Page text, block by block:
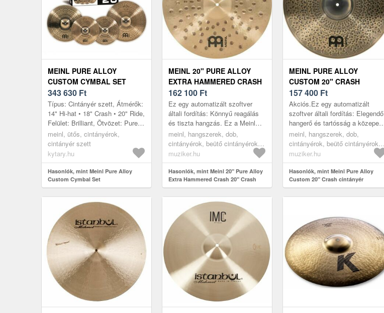
MEINL PURE ALLOY
CUSTOM CYMBAL SET
343 630 Ft
Típus: Cintányér szett, Átmérők:
14" Hi-hat • 18" Crash • 20" Ride,
Felület: Brilliant, Ötvözet: Pure
Alloy, Súlykategória: Medium
Thin, Gyártás he...
meinl, ütős, cintányérok,
cintányér szett
kytary.hu
Hasonlók, mint Meinl Pure Alloy
Custom Cymbal Set
MEINL 20" PURE ALLOY
EXTRA HAMMERED CRASH
20" CRASH CINTÁNYÉR
162 100 Ft
Ez egy automatizált szoftver
általi fordítás: Könnyű reagálás
és tiszta hangzás. Ez a Meinl
Pure Alloy. A teljesen esztergált
felületekkel létrehoz...
meinl, hangszerek, dob,
cintányérok, beütő cintányérok -
crash
muziker.hu
Hasonlók, mint Meinl 20" Pure Alloy
Extra Hammered Crash 20" Crash
cintányér
MEINL PURE ALLOY
CUSTOM 20" CRASH
CINTÁNYÉR
157 400 Ft
Akciós.Ez egy automatizált
szoftver általi fordítás: Elegendő
hangerő és tartósság a közepes
vastagságnak köszönhetően
teljes tónusú reakcióval. Kiváló
él...
meinl, hangszerek, dob,
cintányérok, beütő cintányérok -
crash
muziker.hu
Hasonlók, mint Meinl Pure Alloy
Custom 20" Crash cintányér